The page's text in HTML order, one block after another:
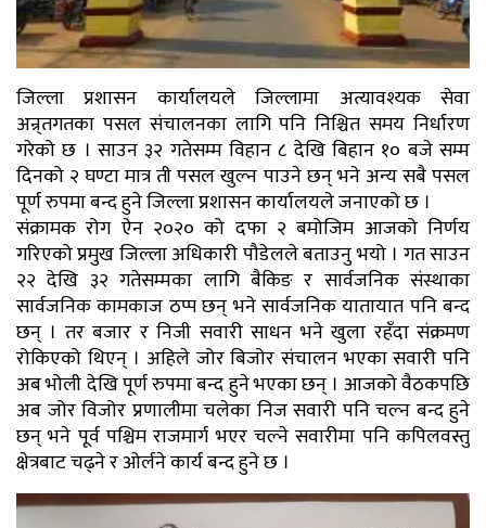
जिल्ला प्रशासन कार्यालयले जिल्लामा अत्यावश्यक सेवा
अन्र्तगतका पसल संचालनका लागि पनि निश्चित समय निर्धारण
गरेको छ । साउन ३२ गतेसम्म विहान ८ देखि बिहान १० बजे सम्म
दिनको २ घण्टा मात्र ती पसल खुल्न पाउने छन् भने अन्य सबै पसल
पूर्ण रुपमा बन्द हुने जिल्ला प्रशासन कार्यालयले जनाएको छ ।
संक्रामक रोग ऐन २०२० को दफा २ बमोजिम आजको निर्णय
गरिएको प्रमुख जिल्ला अधिकारी पौडेलले बताउनु भयो । गत साउन
२२ देखि ३२ गतेसम्मका लागि बैकिङ र सार्वजनिक संस्थाका
सार्वजनिक कामकाज ठप्प छन् भने सार्वजनिक यातायात पनि बन्द
छन् । तर बजार र निजी सवारी साधन भने खुला रहँदा संक्रमण
रोकिएको थिएन् । अहिले जोर बिजोर संचालन भएका सवारी पनि
अब भोली देखि पूर्ण रुपमा बन्द हुने भएका छन् । आजको वैठकपछि
अब जोर विजोर प्रणालीमा चलेका निज सवारी पनि चल्न बन्द हुने
छन् भने पूर्व पश्चिम राजमार्ग भएर चल्ने सवारीमा पनि कपिलवस्तु
क्षेत्रबाट चढ्ने र ओर्लने कार्य बन्द हुने छ ।